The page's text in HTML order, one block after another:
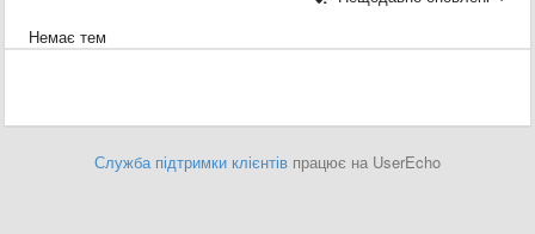
Немає тем
Служба підтримки клієнтів працює на UserEcho